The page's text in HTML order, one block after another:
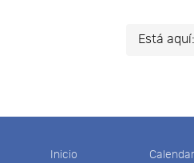
Está aquí:
Inicio